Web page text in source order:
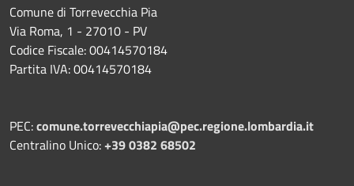
Comune di Torrevecchia Pia
Via Roma, 1 - 27010 - PV
Codice Fiscale: 00414570184
Partita IVA: 00414570184
PEC:comune.torrevecchiapia@pec.regione.lombardia.it
Centralino Unico:+39 0382 68502